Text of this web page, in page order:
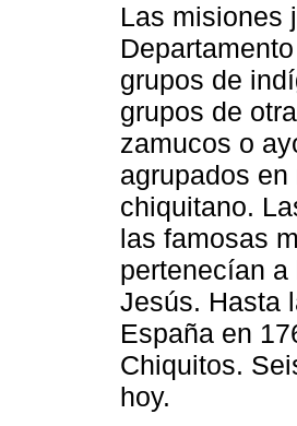
Las misiones
grupos de
grupos de
zamucos o
agrupados
chiquitano.
las famosas
pertenecían
Jesús. Hasta
España en
Chiquitos.
hoy.